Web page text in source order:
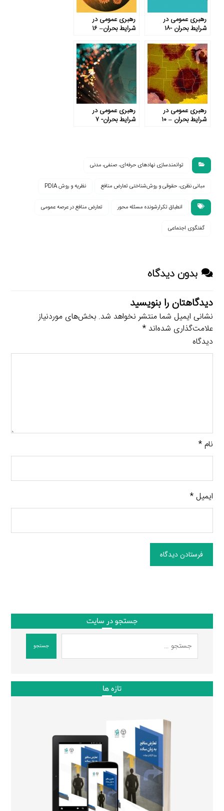
رهبری عمومی در
شرایط بحران -۱۸
رهبری عمومی در
شرایط بحران– ۱۶
رهبری عمومی در
شرایط بحران – ۱۰
رهبری عمومی در
شرایط بحران- ۷
توانمندسازی نهادهای حرفه‌ای، صنفی، مدنی
مبانی نظری، حقوقی و روش‌شناختی تعارض منافع نظریه و روش PDIA
انطباق تکرارشونده مسئله محور تعارض منافع در عرصه عمومی
گفتگوی اجتماعی
بدون دیدگاه
دیدگاهتان را بنویسید
نشانی ایمیل شما منتشر نخواهد شد. بخش‌های موردنیاز
علامت‌گذاری شده‌اند*
دیدگاه
نام*
ایمیل*
فرستادن دیدگاه
جستجو در سایت
جستجو
تازه ها